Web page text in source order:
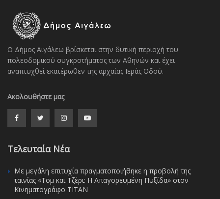
Ο Δήμος Αιγάλεω βρίσκεται στην δυτική περιοχή του
πολεοδομικού συγκροτήματος των Αθηνών και έχει
αναπτυχθεί εκατέρωθεν της αρχαίας Ιεράς Οδού.
Ακολουθήστε μας
Τελευταία Νέα
Με μεγάλη επιτυχία πραγματοποιήθηκε η προβολή της
ταινίας «Τομ και Τζέρι: Η Απαγορευμένη Πυξίδα» στον
Κινηματογράφο ΤΙΤΑΝ